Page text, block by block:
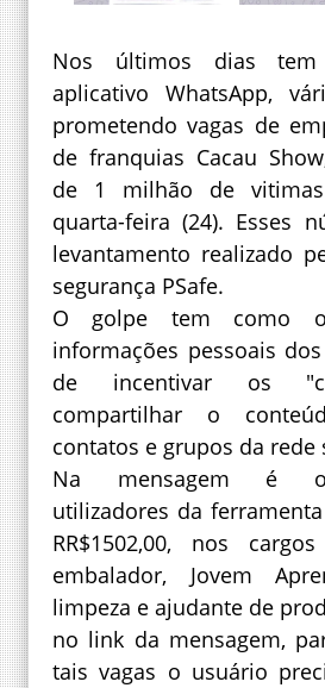
Nos últimos dias
aplicativo WhatsApp,
prometendo vagas de
de franquias Cacau
de 1 milhão de
quarta-feira (24). Esses
levantamento realizado
segurança PSafe.
O golpe tem como
informações pessoais
de incentivar os
compartilhar o
contatos e grupos da rede
Na mensagem é
utilizadores da
RR$1502,00, nos
embalador, Jovem
limpeza e ajudante de
no link da mensagem,
tais vagas o usuário